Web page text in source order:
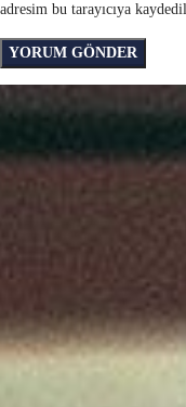
adresim bu tarayıcıya